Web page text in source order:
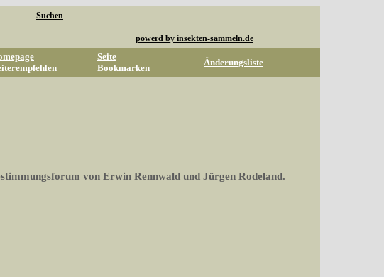
Suchen
powerd by insekten-sammeln.de
Seite
Bookmarken
Änderungsliste
von Erwin Rennwald und Jürgen Rodeland.